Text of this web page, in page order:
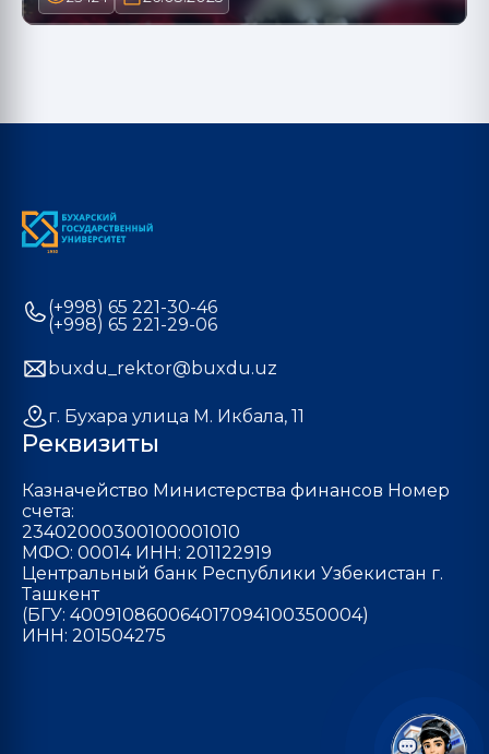
(+998) 65 221-30-46
(+998) 65 221-29-06
buxdu_rektor@buxdu.uz
г. Бухара улица М. Икбала, 11
Реквизиты
Казначейство Министерства финансов Номер
счета:
23402000300100001010
МФО: 00014 ИНН: 201122919
Центральный банк Республики Узбекистан г.
Ташкент
(БГУ: 400910860064017094100350004)
ИНН: 201504275